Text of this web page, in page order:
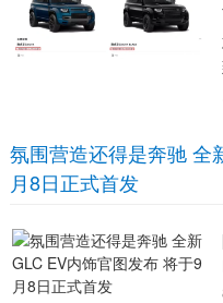
氛围营造还得是奔驰 全
月8日正式首发